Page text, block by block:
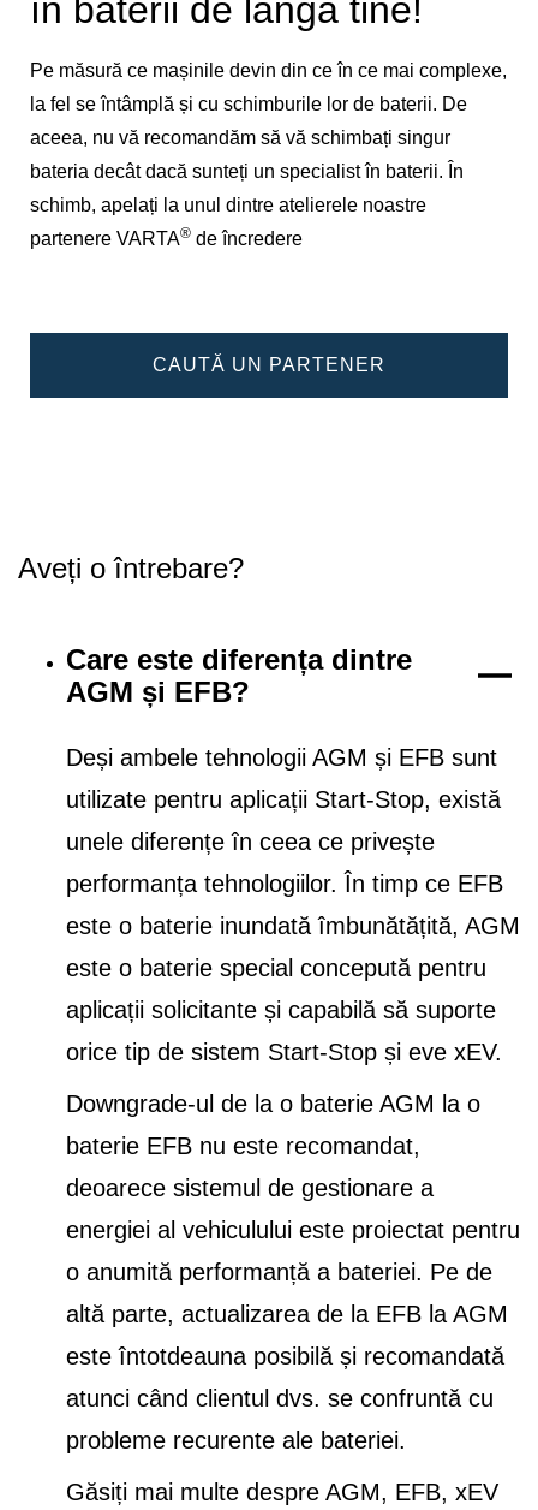
în baterii de lângă tine!
Pe măsură ce mașinile devin din ce în ce mai complexe,
la fel se întâmplă și cu schimburile lor de baterii. De
aceea, nu vă recomandăm să vă schimbați singur
bateria decât dacă sunteți un specialist în baterii. În
schimb, apelați la unul dintre atelierele noastre
partenere VARTA® de încredere
CAUTĂ UN PARTENER
Aveți o întrebare?
Care este diferența dintre
AGM și EFB?
Deși ambele tehnologii AGM și EFB sunt
utilizate pentru aplicații Start-Stop, există
unele diferențe în ceea ce privește
performanța tehnologiilor. În timp ce EFB
este o baterie inundată îmbunătățită, AGM
este o baterie special concepută pentru
aplicații solicitante și capabilă să suporte
orice tip de sistem Start-Stop și eve xEV.
Downgrade-ul de la o baterie AGM la o
baterie EFB nu este recomandat,
deoarece sistemul de gestionare a
energiei al vehiculului este proiectat pentru
o anumită performanță a bateriei. Pe de
altă parte, actualizarea de la EFB la AGM
este întotdeauna posibilă și recomandată
atunci când clientul dvs. se confruntă cu
probleme recurente ale bateriei.
Găsiți mai multe despre AGM, EFB, xEV